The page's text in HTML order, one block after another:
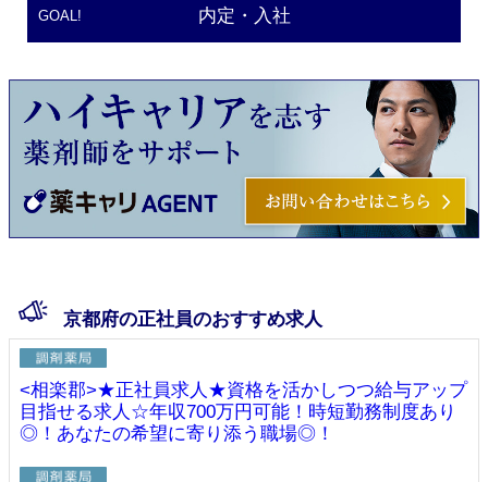
GOAL! 内定・入社
京都府の正社員のおすすめ求人
<相楽郡>★正社員求人★資格を活かしつつ給与アップ
目指せる求人☆年収700万円可能！時短勤務制度あり
◎！あなたの希望に寄り添う職場◎！